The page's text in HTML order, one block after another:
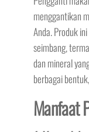
menggantikan
Anda. Produk
seimbang,
dan mineral
berbagai
Manfaat